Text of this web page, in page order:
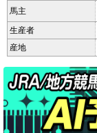
馬主
生産者
産地